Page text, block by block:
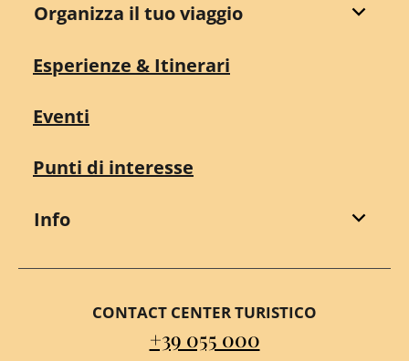
Organizza il tuo viaggio
Esperienze & Itinerari
Eventi
Punti di interesse
Info
CONTACT CENTER TURISTICO
+39 055 000